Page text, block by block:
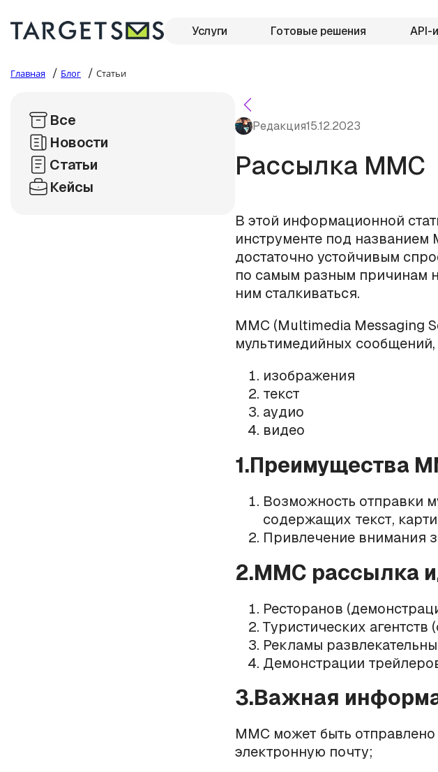
Услуги Готовые решения API-
Главная / Блог / Статьи
Все
Новости
Статьи
Кейсы
Редакция15.12.2023
Рассылка ММС
В этой информационной
инструменте под
достаточно устойчивым
по самым разным причинам
ним сталкиваться.
ММС (Multimedia Messaging
мультимедийных
изображения
текст
аудио
видео
1.Преимущества
Возможность отправки
содержащих текст,
Привлечение внимания
2.ММС рассылка
Ресторанов
Туристических
Рекламы
Демонстрации
3.Важная
ММС может быть отправлено
электронную почту;